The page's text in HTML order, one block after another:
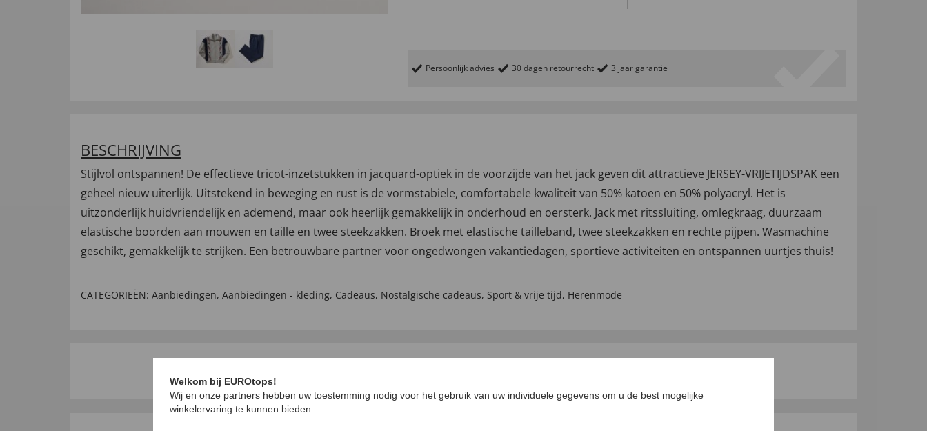
Persoonlijk advies 30 dagen retourrecht 3 jaar garantie
BESCHRIJVING
Stijlvol ontspannen! De effectieve tricot-inzetstukken in jacquard-optiek in de voorzijde van het jack geven dit attractieve JERSEY-VRIJETIJDSPAK een
geheel nieuw uiterlijk. Uitstekend in beweging en rust is de vormstabiele, comfortabele kwaliteit van 50% katoen en 50% polyacryl. Het is
uitzonderlijk huidvriendelijk en ademend, maar ook heerlijk gemakkelijk in onderhoud en oersterk. Jack met ritssluiting, omlegkraag, duurzaam
elastische boorden aan mouwen en taille en twee steekzakken. Broek met elastische tailleband, twee steekzakken en rechte pijpen. Wasmachine
geschikt, gemakkelijk te strijken. Een betrouwbare partner voor ongedwongen vakantiedagen, sportieve activiteiten en ontspannen uurtjes thuis!
CATEGORIEËN: Aanbiedingen, Aanbiedingen - kleding, Cadeaus, Nostalgische cadeaus, Sport & vrije tijd, Herenmode
Welkom bij EUROtops!
Wij en onze partners hebben uw toestemming nodig voor het gebruik van uw individuele gegevens om u de best mogelijke
winkelervaring te kunnen bieden.